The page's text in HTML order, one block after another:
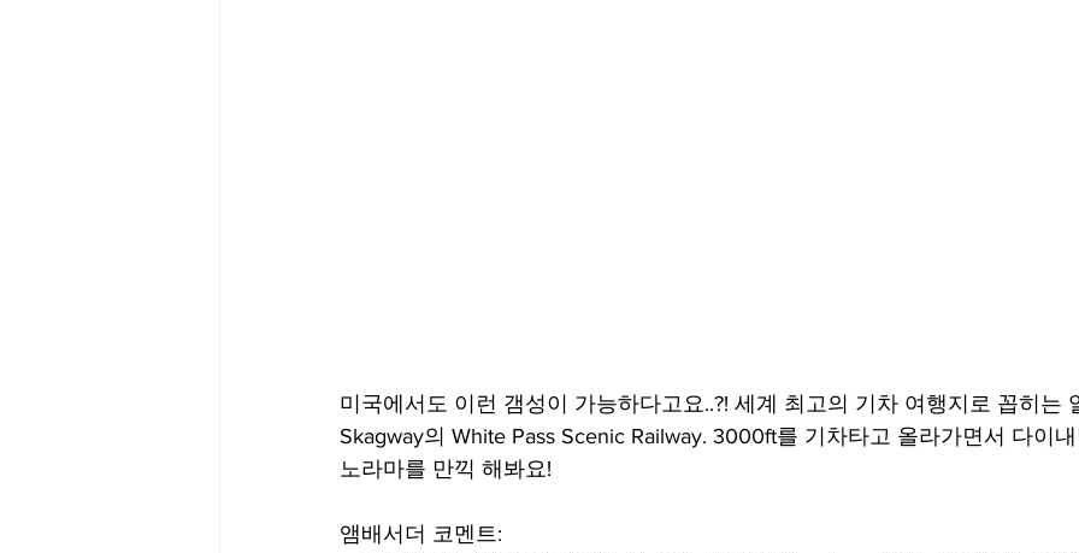
미국에서도 이런 갬성이 가능하다고요..?! 세계 최고의 기차 여행지로 꼽히는
Skagway의 White Pass Scenic Railway. 3000ft를 기차타고 올라가면서 다이
노라마를 만끽 해봐요!
앰배서더 코멘트: